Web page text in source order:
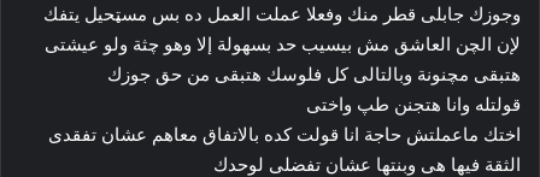
وجوزك جابلى قطر منك وفعلا عملت العمل ده بس مسټحيل يتفك
لإن الچن العاشق مش بيسيب حد بسهولة إلا وهو چثة ولو عيشتى
هتبقى مچنونة وبالتالى كل فلوسك هتبقى من حق جوزك
قولتله وانا ھتجنن طپ واختى
اختك ماعملتش حاجة انا قولت كده بالاتفاق معاهم عشان تفقدى
الثقة فيها هى وبنتها عشان تفضلى لوحدك